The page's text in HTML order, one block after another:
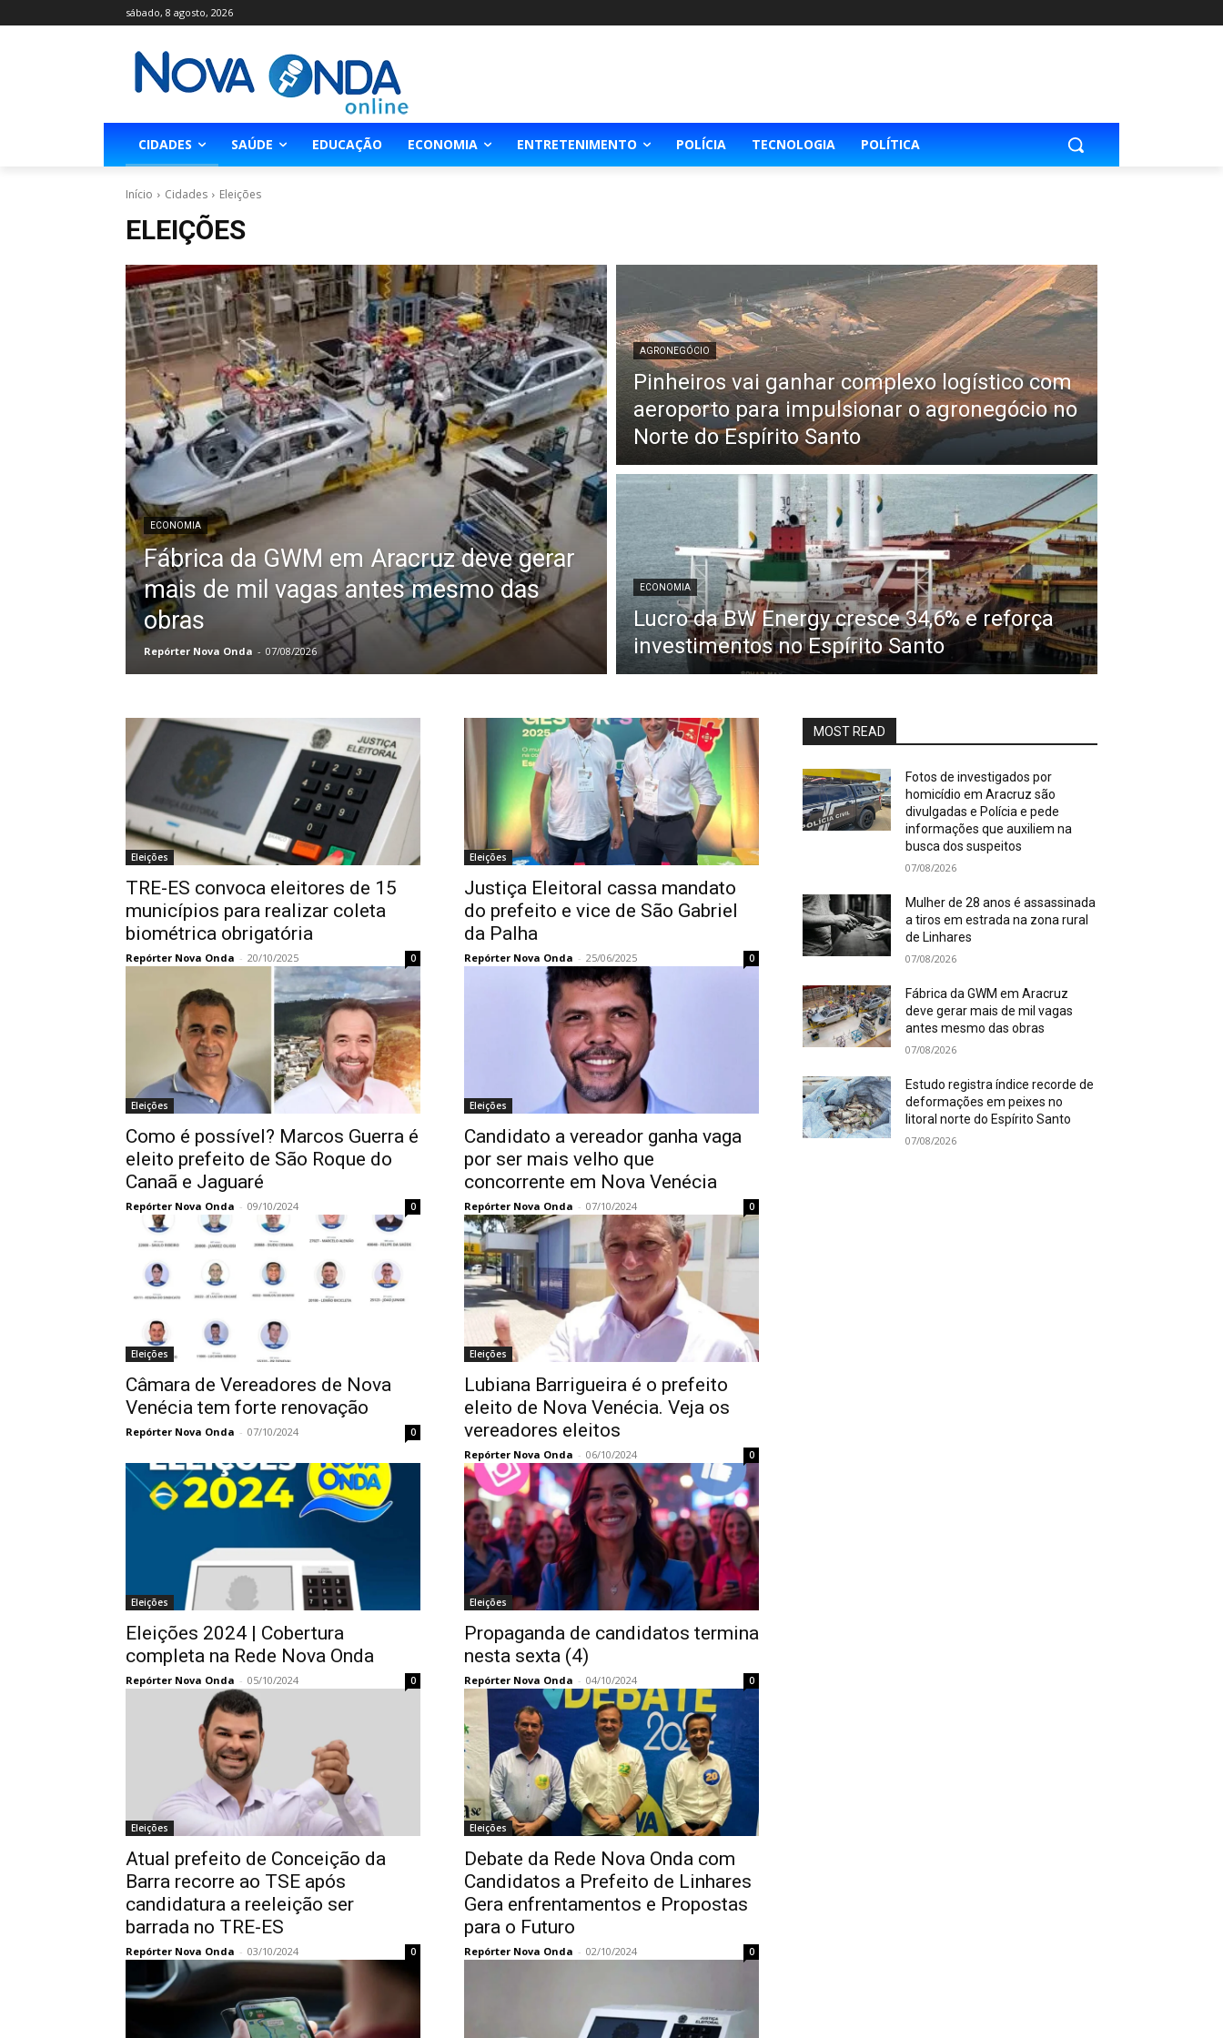
sábado, 8 agosto, 2026
CIDADES SAÚDE EDUCAÇÃO ECONOMIA ENTRETENIMENTO POLÍCIA TECNOLOGIA POLÍTICA
Início Cidades Eleições
ELEIÇÕES
ECONOMIA
Fábrica da GWM em Aracruz deve gerar
mais de mil vagas antes mesmo das
obras
Repórter Nova Onda - 07/08/2026
AGRONEGÓCIO
Pinheiros vai ganhar complexo logístico com
aeroporto para impulsionar o agronegócio no
Norte do Espírito Santo
ECONOMIA
Lucro da BW Energy cresce 34,6% e reforça
investimentos no Espírito Santo
Eleições
TRE-ES convoca eleitores de 15
municípios para realizar coleta
biométrica obrigatória
Repórter Nova Onda - 20/10/2025 0
Eleições
Justiça Eleitoral cassa mandato
do prefeito e vice de São Gabriel
da Palha
Repórter Nova Onda - 25/06/2025 0
Eleições
Como é possível? Marcos Guerra é
eleito prefeito de São Roque do
Canaã e Jaguaré
Repórter Nova Onda - 09/10/2024 0
Eleições
Candidato a vereador ganha vaga
por ser mais velho que
concorrente em Nova Venécia
Repórter Nova Onda - 07/10/2024 0
Eleições
Câmara de Vereadores de Nova
Venécia tem forte renovação
Repórter Nova Onda - 07/10/2024 0
Eleições
Lubiana Barrigueira é o prefeito
eleito de Nova Venécia. Veja os
vereadores eleitos
Repórter Nova Onda - 06/10/2024 0
Eleições
Eleições 2024 | Cobertura
completa na Rede Nova Onda
Repórter Nova Onda - 05/10/2024 0
Eleições
Propaganda de candidatos termina
nesta sexta (4)
Repórter Nova Onda - 04/10/2024 0
Eleições
Atual prefeito de Conceição da
Barra recorre ao TSE após
candidatura a reeleição ser
barrada no TRE-ES
Repórter Nova Onda - 03/10/2024 0
Eleições
Debate da Rede Nova Onda com
Candidatos a Prefeito de Linhares
Gera enfrentamentos e Propostas
para o Futuro
Repórter Nova Onda - 02/10/2024 0
MOST READ
Fotos de investigados por
homicídio em Aracruz são
divulgadas e Polícia e pede
informações que auxiliem na
busca dos suspeitos
07/08/2026
Mulher de 28 anos é assassinada
a tiros em estrada na zona rural
de Linhares
07/08/2026
Fábrica da GWM em Aracruz
deve gerar mais de mil vagas
antes mesmo das obras
07/08/2026
Estudo registra índice recorde de
deformações em peixes no
litoral norte do Espírito Santo
07/08/2026